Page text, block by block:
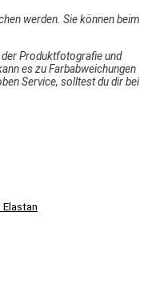
werden. Sie können beim
Produktfotografie und
es zu Farbabweichungen
Service, solltest du dir bei